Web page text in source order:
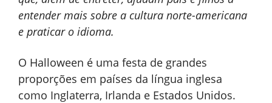
entender mais sobre a cultura norte-americana
e praticar o idioma.
O Halloween é uma festa de grandes
proporções em países da língua inglesa
como Inglaterra, Irlanda e Estados Unidos.